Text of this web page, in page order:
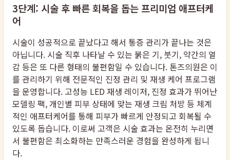
3단계: 시술 후 빠른 회복을 돕는 프리미엄 애프터케
어
시술이 성공적으로 끝났다고 해서 통증 관리가 끝나는 것은
아닙니다. 시술 직후 나타날 수 있는 붉은 기, 붓기, 약간의 열
감 등은 또 다른 형태의 불편함일 수 있습니다. 톤즈의원은 이
를 관리하기 위해 전문적인 진정 관리 및 재생 케어 프로그램
을 운영합니다. 고성능 LED 재생 레이저, 진정 효과가 뛰어난
모델링 팩, 개인별 피부 상태에 맞는 재생 크림 처방 등 체계
적인 애프터케어를 통해 피부가 빠르게 안정되고 회복될 수
있도록 돕습니다. 이로써 고객은 시술 효과는 온전히 누리면
서 불편함은 최소화하는 만족스러운 경험을 완성하게 됩니
다.